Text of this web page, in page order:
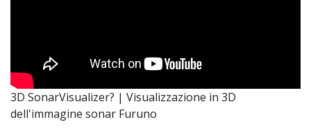
3D SonarVisualizer? | Visualizzazione in 3D
dell'immagine sonar Furuno